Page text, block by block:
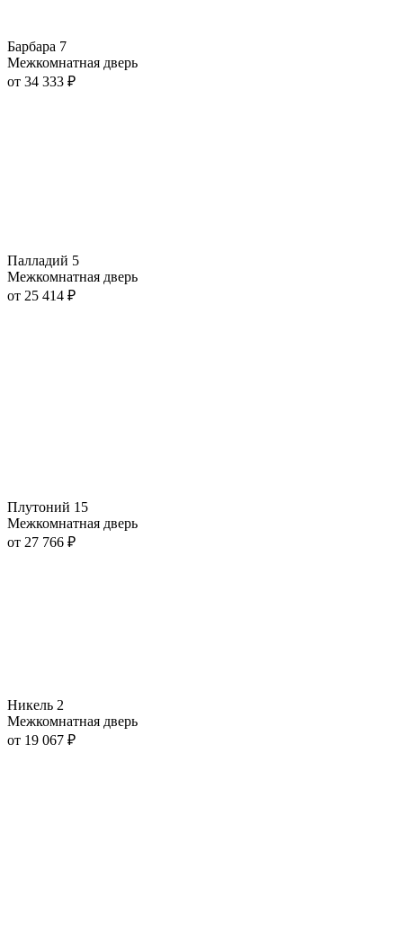
Барбара 7
Межкомнатная дверь
от 34 333 ₽
Палладий 5
Межкомнатная дверь
от 25 414 ₽
Плутоний 15
Межкомнатная дверь
от 27 766 ₽
Никель 2
Межкомнатная дверь
от 19 067 ₽